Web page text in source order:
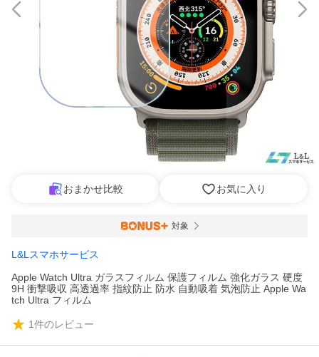
おまかせ比較 お気に入り
対象
L&Lスマホサービス
Apple Watch Ultra ガラスフィルム 保護フィルム 強化ガラス 硬度
9H 衝撃吸収 高透過率 指紋防止 防水 自動吸着 気泡防止 Apple Wa
tch Ultra フィルム
1件のレビュー